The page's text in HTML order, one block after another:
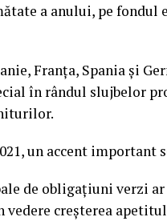
a anului, pe
Franţa, Spania şi
în rândul slujbelor
un accent important
de obligaţiuni verzi
vedere creşterea